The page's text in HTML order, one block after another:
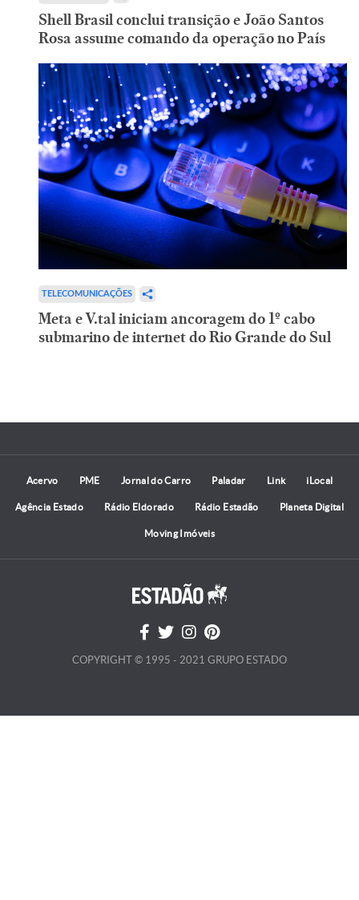
Shell Brasil conclui transição e João Santos
Rosa assume comando da operação no País
TELECOMUNICAÇÕES
Meta e V.tal iniciam ancoragem do 1º cabo
submarino de internet do Rio Grande do Sul
Acervo PME Jornal do Carro Paladar Link iLocal
Agência Estado Rádio Eldorado Rádio Estadão Planeta Digital
Moving Imóveis
COPYRIGHT © 1995 - 2021 GRUPO ESTADO